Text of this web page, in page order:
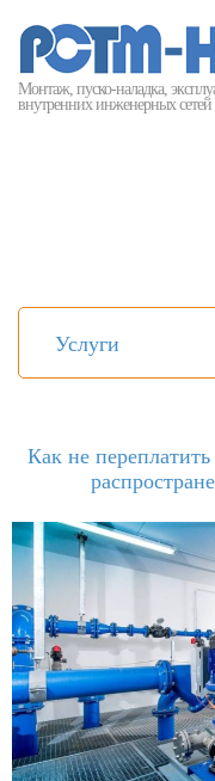
Монтаж, пуско-наладка,
внутренних инженерных сетей
Услуги
Как не